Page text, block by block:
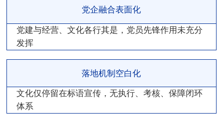
党企融合表面化
党建与经营、文化各行其是，党员先锋作用未充分
发挥
落地机制空白化
文化仅停留在标语宣传，无执行、考核、保障闭环
体系